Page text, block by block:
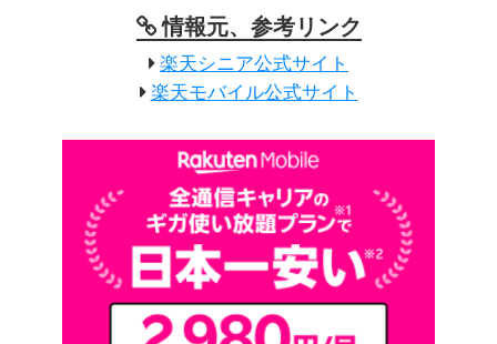
情報元、参考リンク
楽天シニア公式サイト
楽天モバイル公式サイト